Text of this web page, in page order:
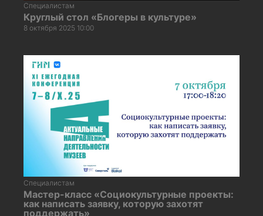
Специалистам
Круглый стол «Блогеры в культуре»
8 октября 2025 10:00
Специалистам
Мастер-класс «Социокультурные проекты:
как написать заявку, которую захотят
поддержать»